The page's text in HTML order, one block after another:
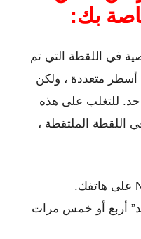
بك:
في اللقطة التي تم
أسطر متعددة ، ولكن
للتغلب على هذه
اللقطة الملتقطة ،
أربع أو خمس مرات